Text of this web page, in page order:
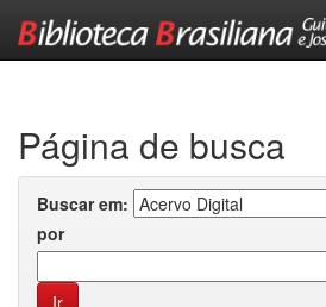
Página de busca
Buscar em:
por